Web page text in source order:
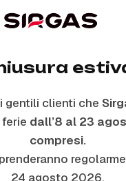
gentili clienti che
dall’8 al 23
compresi.
24 agosto 2026.